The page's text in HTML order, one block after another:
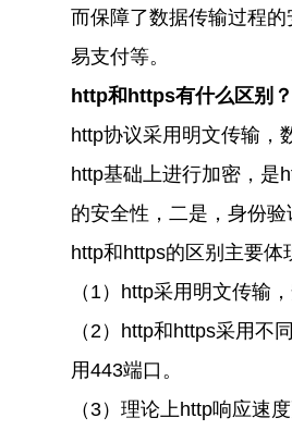
而保障了数据传输过程
易支付等。
http和 https有什么区别？
http协议采用明文传输，
http基础上进行加密，是
的安全性，二是，身份验
http和 https的区别主要体
（ 1） http采用明文传输
（2） http和 https采用不
用443端口。
（3）理论上http响应速